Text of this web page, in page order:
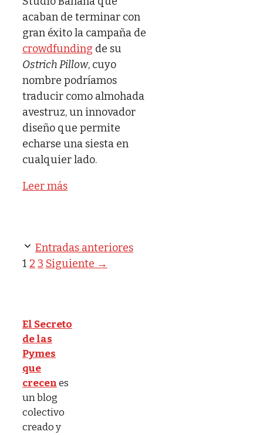
acaban de terminar con
gran éxito la campaña de
crowdfunding de su
Ostrich Pillow, cuyo
nombre podríamos
traducir como almohada
avestruz, un innovador
diseño que permite
echarse una siesta en
cualquier lado.
Leer más
Entradas anteriores
Página
1 Página
2 Página
3 Siguiente →
El Secreto
de las
Pymes
que
crecenes
un blog
colectivo
creado y